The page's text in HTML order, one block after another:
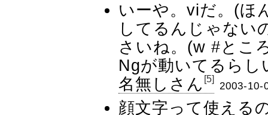
いーや。viだ。(ほ
してるんじゃない
さいね。(w #とこ
Ngが動いてるら
名無しさん [5]
2003-10-
顔文字って使える